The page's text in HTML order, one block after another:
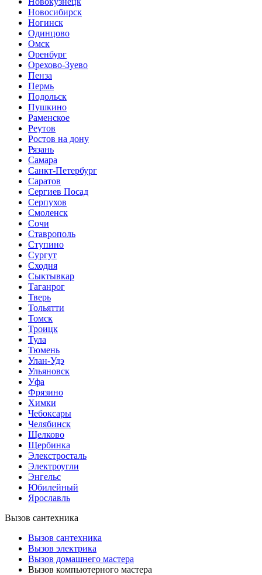
Новосибирск
Ногинск
Одинцово
Омск
Оренбург
Орехово-Зуево
Пенза
Пермь
Подольск
Пушкино
Раменское
Реутов
Ростов на дону
Рязань
Самара
Санкт-Петербург
Саратов
Сергиев Посад
Серпухов
Смоленск
Сочи
Ставрополь
Ступино
Сургут
Сходня
Сыктывкар
Таганрог
Тверь
Тольятти
Томск
Троицк
Тула
Тюмень
Улан-Удэ
Ульяновск
Уфа
Фрязино
Химки
Чебоксары
Челябинск
Щелково
Щербинка
Элекстросталь
Электроугли
Энгельс
Юбилейный
Ярославль
Вызов сантехника
Вызов сантехника
Вызов электрика
Вызов домашнего мастера
Вызов компьютерного мастера